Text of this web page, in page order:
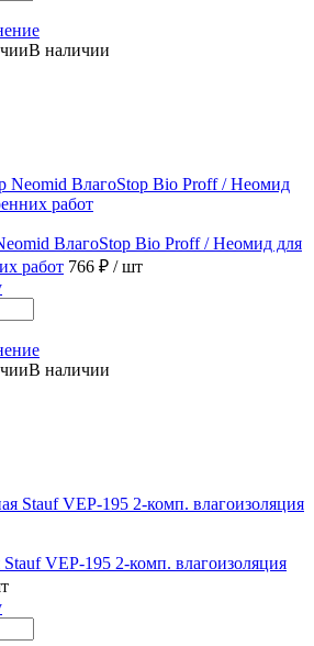
В наличии
ВлагоStop Bio Proff / Неомид для
работ 766 ₽ / шт
В наличии
VEP-195 2-комп. влагоизоляция